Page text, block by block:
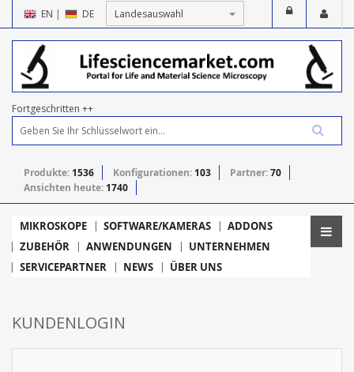
EN | DE
Fortgeschritten ++
Produkte: 1536 Konfigurationen: 103 Partner:70
Ansichten heute: 1740
MIKROSKOPE SOFTWARE/KAMERAS
ADDONS
ZUBEHÖR
ANWENDUNGEN
UNTERNEHMEN
SERVICEPARTNER
NEWS ÜBER UNS
KUNDENLOGIN